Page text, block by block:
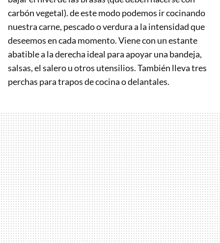
carbón vegetal). de este modo podemos ir cocinando
nuestra carne, pescado o verdura a la intensidad que
deseemos en cada momento. Viene con un estante
abatible a la derecha ideal para apoyar una bandeja,
salsas, el salero u otros utensilios. También lleva tres
perchas para trapos de cocina o delantales.